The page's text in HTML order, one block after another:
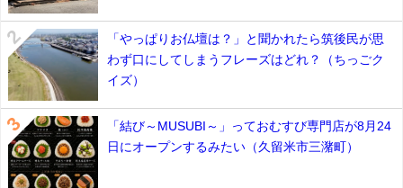
「やっぱりお仏壇は？」と聞かれたら筑後民が思
わず口にしてしまうフレーズはどれ？（ちっごク
イズ）
「結び～MUSUBI～」っておむすび専門店が8月24
日にオープンするみたい（久留米市三潴町）